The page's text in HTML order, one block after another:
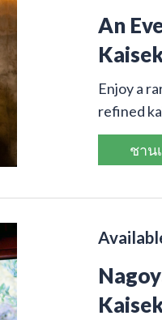
An
Enjoy a
refined
ชาน